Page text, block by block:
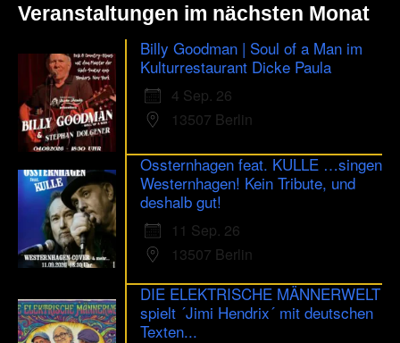
Veranstaltungen im nächsten Monat
Billy Goodman | Soul of a Man im
Kulturrestaurant Dicke Paula
4 Sep. 26
13507 Berlin
Ossternhagen feat. KULLE …singen
Westernhagen! Kein Tribute, und
deshalb gut!
11 Sep. 26
13507 Berlin
DIE ELEKTRISCHE MÄNNERWELT
spielt ´Jimi Hendrix´ mit deutschen
Texten...